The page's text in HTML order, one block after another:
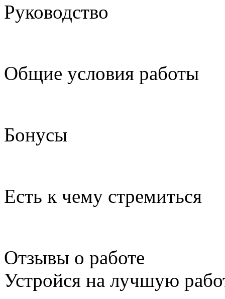
Руководство
Общие условия работы
Бонусы
Есть к чему стремиться
Отзывы о работе
Устройся на лучшую